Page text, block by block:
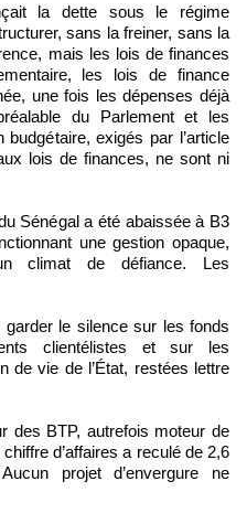
la dette sous le régime
sans la freiner, sans la
mais les lois de finances
les lois de finance
une fois les dépenses déjà
du Parlement et les
budgétaire, exigés par l’article
lois de finances, ne sont ni
Sénégal a été abaissée à B3
une gestion opaque,
climat de défiance. Les
le silence sur les fonds
clientélistes et sur les
de vie de l’État, restées lettre
des BTP, autrefois moteur de
d’affaires a reculé de 2,6
projet d’envergure ne